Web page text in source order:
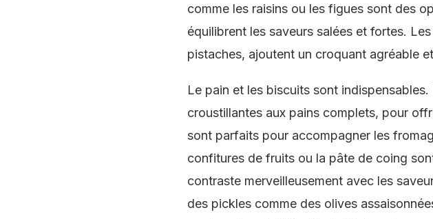
comme les raisins ou les figues sont des
équilibrent les saveurs salées et fortes.
pistaches, ajoutent un croquant agréable
Le pain et les biscuits sont
croustillantes aux pains complets, pour
sont parfaits pour accompagner les
confitures de fruits ou la pâte de coing
contraste merveilleusement avec les
des pickles comme des olives